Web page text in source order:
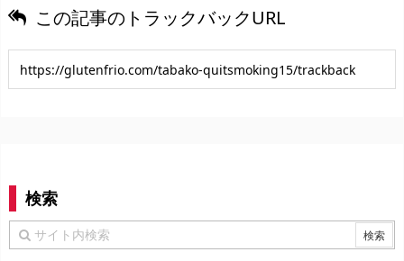
この記事のトラックバックURL
検索